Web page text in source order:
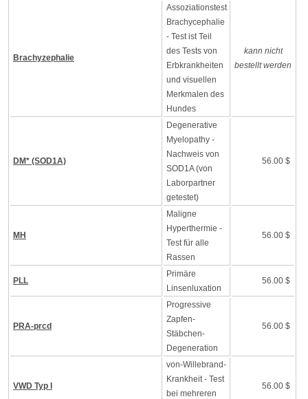
Brachyzephalie
Assoziationstest
Brachycephalie
- Test ist Teil
des Tests von
Erbkrankheiten
und visuellen
Merkmalen des
Hundes
kann nicht
bestellt werden
DM* (SOD1A)
Degenerative
Myelopathy -
Nachweis von
SOD1A (von
Laborpartner
getestet)
56.00 $
MH
Maligne
Hyperthermie -
Test für alle
Rassen
56.00 $
PLL
Primäre
Linsenluxation
56.00 $
PRA-prcd
Progressive
Zapfen-
Stäbchen-
Degeneration
56.00 $
VWD Typ I
von-Willebrand-
Krankheit - Test
bei mehreren
56.00 $